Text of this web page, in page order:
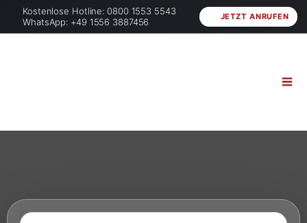
Kostenlose Hotline: 0800 1553 5543
WhatsApp: +49 1556 3887456
JETZT ANRUFEN